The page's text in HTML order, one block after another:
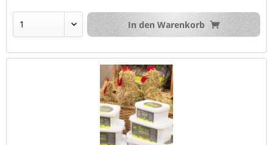
In den Warenkorb